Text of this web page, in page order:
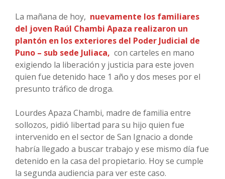
La mañana de hoy, nuevamente los familiares
del joven Raúl Chambi Apaza realizaron un
plantón en los exteriores del Poder Judicial de
Puno – sub sede Juliaca, con carteles en mano
exigiendo la liberación y justicia para este joven
quien fue detenido hace 1 año y dos meses por el
presunto tráfico de droga.
Lourdes Apaza Chambi, madre de familia entre
sollozos, pidió libertad para su hijo quien fue
intervenido en el sector de San Ignacio a donde
habría llegado a buscar trabajo y ese mismo día fue
detenido en la casa del propietario. Hoy se cumple
la segunda audiencia para ver este caso.